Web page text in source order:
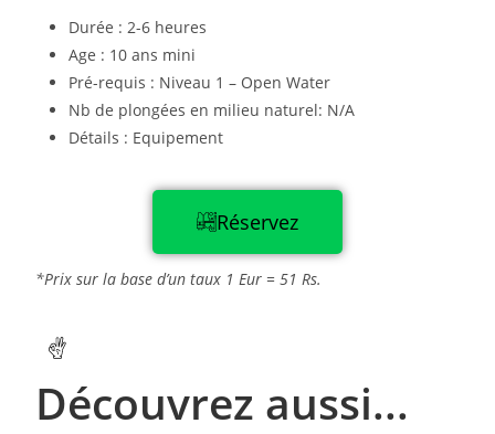
Durée : 2-6 heures
Age : 10 ans mini
Pré-requis : Niveau 1 – Open Water
Nb de plongées en milieu naturel: N/A
Détails : Equipement
Réservez
*Prix sur la base d’un taux 1 Eur = 51 Rs.
Découvrez aussi...